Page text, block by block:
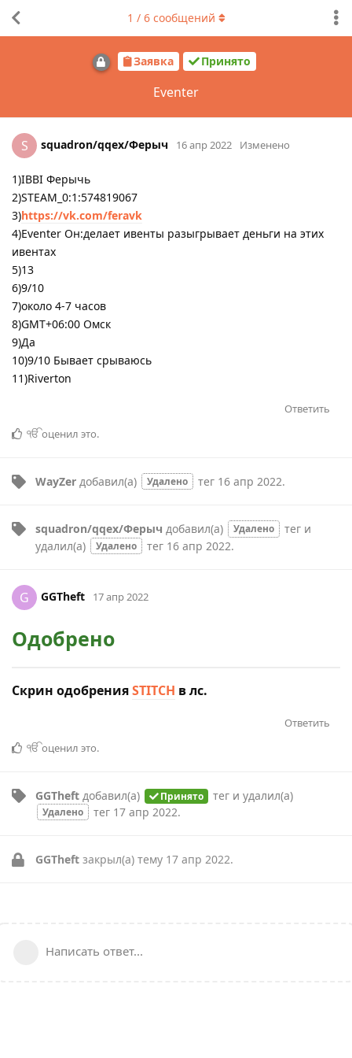
Заявка Принято
Eventer
1 / 6сообщений
S squadron/qqex/Ферыч 16 апр 2022 Изменено
1)IBBI Ферычь
2)STEAM_0:1:574819067
3)https://vk.com/feravk
4)Eventer Он:делает ивенты разыгрывает деньги на этих
ивентах
5)13
6)9/10
7)около 4-7 часов
8)GMT+06:00 Омск
9)Да
10)9/10 Бывает срываюсь
11)Riverton
Ответить
ੴоценил это.
WayZer добавил(а) Удалено тег 16 апр 2022.
squadron/qqex/Ферыч добавил(а) Удалено теги
удалил(а)
Удалено тег 16 апр 2022.
G GGTheft 17 апр 2022
Одобрено
Скрин одобренияSTITCH в лс.
Ответить
ੴоценил это.
GGTheft добавил(а) Принято теги удалил(а)
Удалено тег 17 апр 2022.
GGTheft закрыл(а) тему 17 апр 2022.
Написать ответ...